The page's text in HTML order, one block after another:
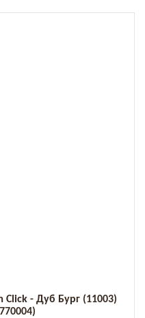
- Дуб Бург (11003)